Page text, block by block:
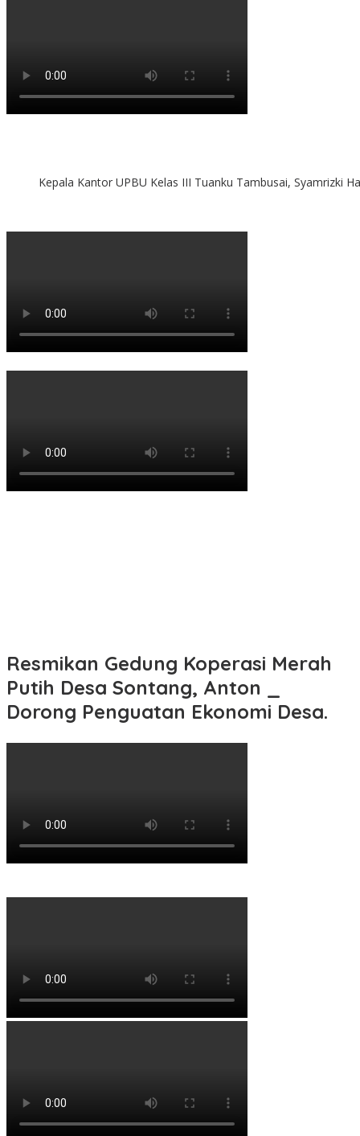
Kepala Kantor UPBU Kelas III Tuanku Tambusai, Syamrizki
Resmikan Gedung Koperasi Merah
Putih Desa Sontang, Anton _
Dorong Penguatan Ekonomi Desa.